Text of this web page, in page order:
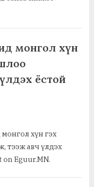
монгол хүн
ёстой
хүн гэх
тээж авч үлдэх
on Eguur.MN.